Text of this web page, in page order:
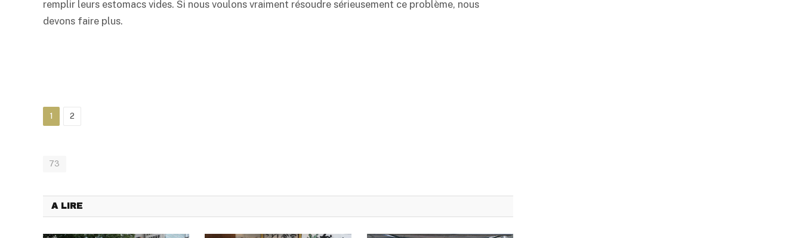
remplir leurs estomacs vides. Si nous voulons vraiment résoudre sérieusement ce problème, nous
devons faire plus.
1 2
73
A LIRE